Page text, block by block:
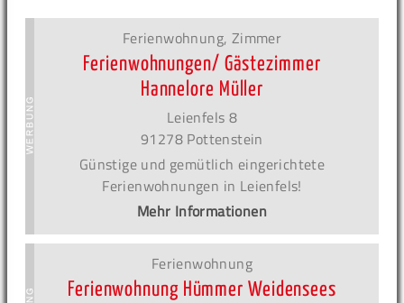
Ferienwohnung, Zimmer
Ferienwohnungen/ Gästezimmer
Hannelore Müller
Leienfels 8
91278 Pottenstein
Günstige und gemütlich eingerichtete
Ferienwohnungen in Leienfels!
Mehr Informationen
Ferienwohnung
Ferienwohnung Hümmer Weidensees